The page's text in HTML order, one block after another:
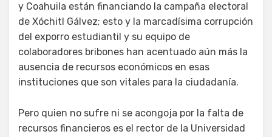
y Coahuila están financiando la campaña electoral
de Xóchitl Gálvez; esto y la marcadísima corrupción
del exporro estudiantil y su equipo de
colaboradores bribones han acentuado aún más la
ausencia de recursos económicos en esas
instituciones que son vitales para la ciudadanía.
Pero quien no sufre ni se acongoja por la falta de
recursos financieros es el rector de la Universidad